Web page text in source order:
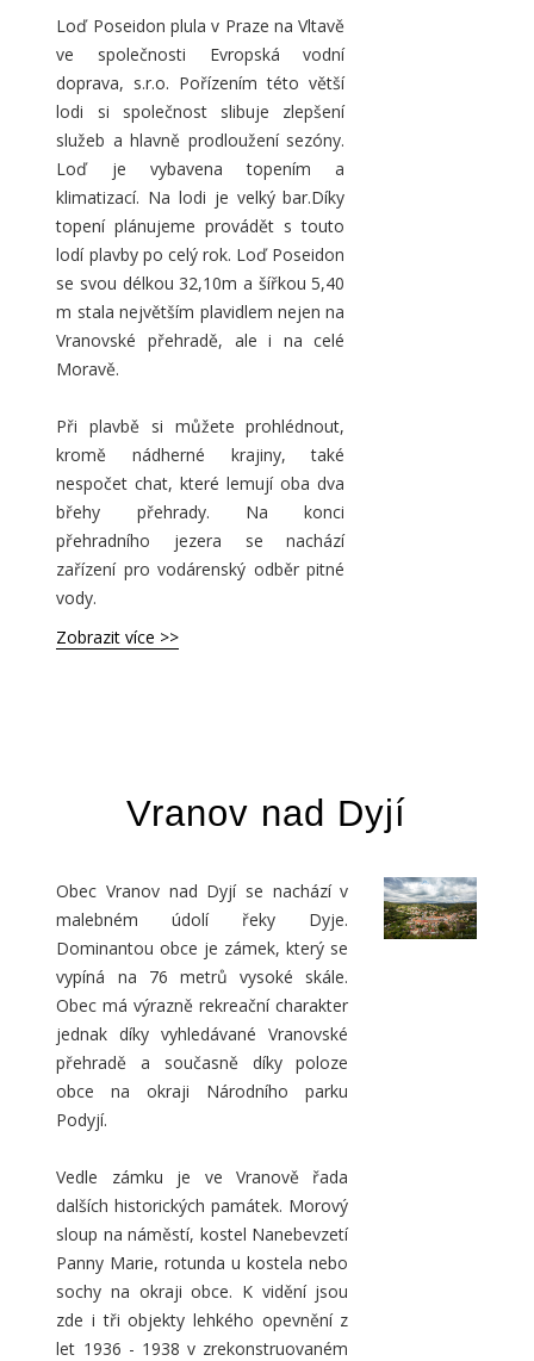
Loď Poseidon plula v Praze na Vltavě
ve společnosti Evropská vodní
doprava, s.r.o. Pořízením této větší
lodi si společnost slibuje zlepšení
služeb a hlavně prodloužení sezóny.
Loď je vybavena topením a
klimatizací. Na lodi je velký bar.Díky
topení plánujeme provádět s touto
lodí plavby po celý rok. Loď Poseidon
se svou délkou 32,10m a šířkou 5,40
m stala největším plavidlem nejen na
Vranovské přehradě, ale i na celé
Moravě.
Při plavbě si můžete prohlédnout,
kromě nádherné krajiny, také
nespočet chat, které lemují oba dva
břehy přehrady. Na konci
přehradního jezera se nachází
zařízení pro vodárenský odběr pitné
vody.
Zobrazit více >>
Vranov nad Dyjí
Obec Vranov nad Dyjí se nachází v
malebném údolí řeky Dyje.
Dominantou obce je zámek, který se
vypíná na 76 metrů vysoké skále.
Obec má výrazně rekreační charakter
jednak díky vyhledávané Vranovské
přehradě a současně díky poloze
obce na okraji Národního parku
Podyjí.
Vedle zámku je ve Vranově řada
dalších historických památek. Morový
sloup na náměstí, kostel Nanebevzetí
Panny Marie, rotunda u kostela nebo
sochy na okraji obce. K vidění jsou
zde i tři objekty lehkého opevnění z
let 1936 - 1938 v zrekonstruovaném